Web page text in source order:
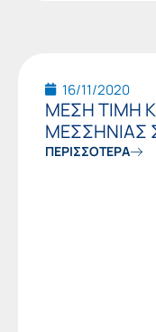
16/11/2020
ΜΕΣΗ ΤΙΜΗ
ΜΕΣΣΗΝΙΑΣ
ΠΕΡΙΣΣΟΤΕΡΑ